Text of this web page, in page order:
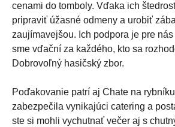
cenami do tomboly. Vďaka ich
pripraviť úžasné odmeny a urobiť
zaujímavejšou. Ich podpora je pre
sme vďační za každého, kto sa
Dobrovoľný hasičský zbor.
Poďakovanie patrí aj Chate na
zabezpečila vynikajúci catering a
ste si mohli vychutnať večer aj s